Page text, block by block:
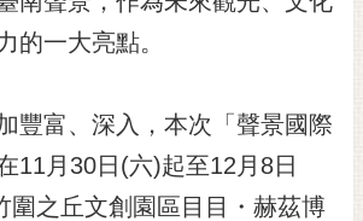
的一大亮點。
豐富、深入，本次「聲景國際
11月30日(六)起至12月8日
圍之丘文創園區目目・赫茲博